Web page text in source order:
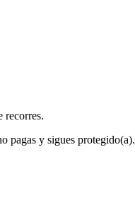
recorres.
pagas y sigues protegido(a).